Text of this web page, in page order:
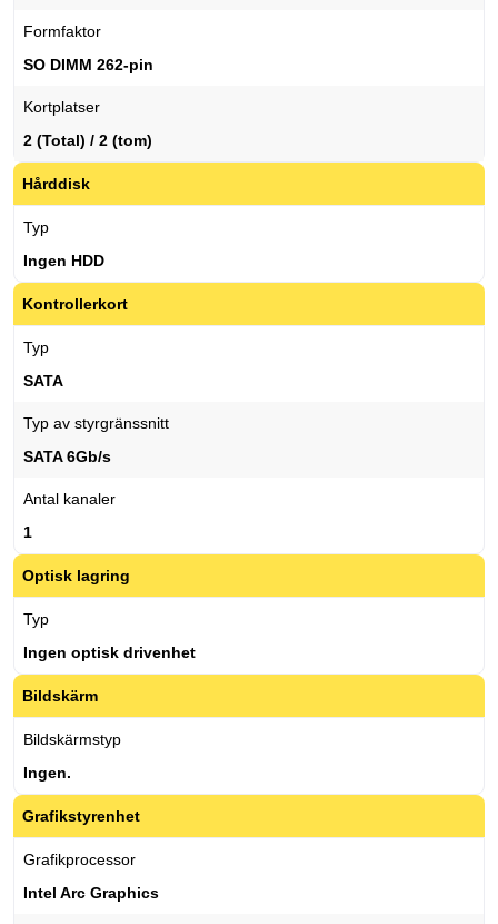
Formfaktor
SO DIMM 262-pin
Kortplatser
2 (Total) / 2 (tom)
Hårddisk
Typ
Ingen HDD
Kontrollerkort
Typ
SATA
Typ av styrgränssnitt
SATA 6Gb/s
Antal kanaler
1
Optisk lagring
Typ
Ingen optisk drivenhet
Bildskärm
Bildskärmstyp
Ingen.
Grafikstyrenhet
Grafikprocessor
Intel Arc Graphics